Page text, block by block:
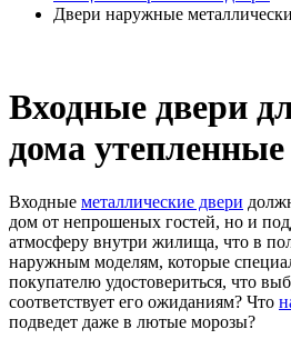
Двери наружные
Входные двери
дома утепленные
Входные металлические двери
дом от непрошеных гостей, но и
атмосферу внутри жилища, что в
наружным моделям, которые
покупателю удостовериться, что
соответствует его ожиданиям? Что
подведет даже в лютые морозы?